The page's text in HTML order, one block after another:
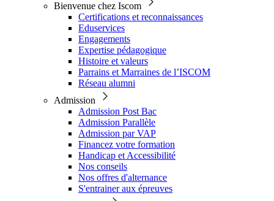
Bienvenue chez Iscom
Certifications et reconnaissances
Eduservices
Engagements
Expertise pédagogique
Histoire et valeurs
Parrains et Marraines de l’ISCOM
Réseau alumni
Admission
Admission Post Bac
Admission Parallèle
Admission par VAP
Financez votre formation
Handicap et Accessibilité
Nos conseils
Nos offres d'alternance
S'entrainer aux épreuves